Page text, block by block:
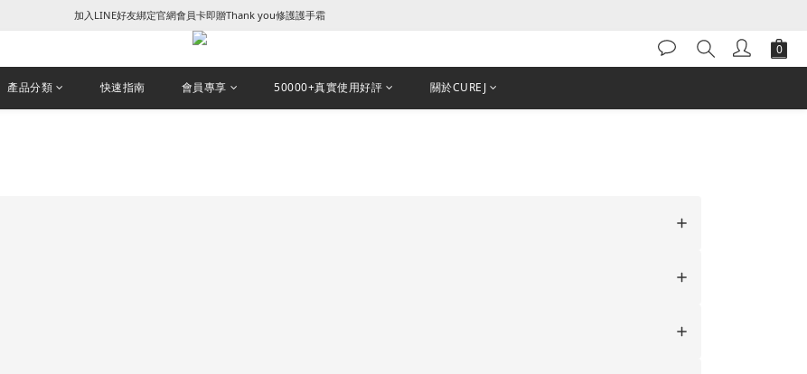
꒰ 新朋友加入會員及填寫生日享NT$50 + 生日禮金 ꒱
加入LINE好友綁定官網會員卡即贈Thank you修護護手霜
꒰ 新朋友加入會員及填寫生日享NT$50 + 生日禮金 ꒱
產品分類 快速指南 會員專享 50000+真實使用好評 關於CUREJ